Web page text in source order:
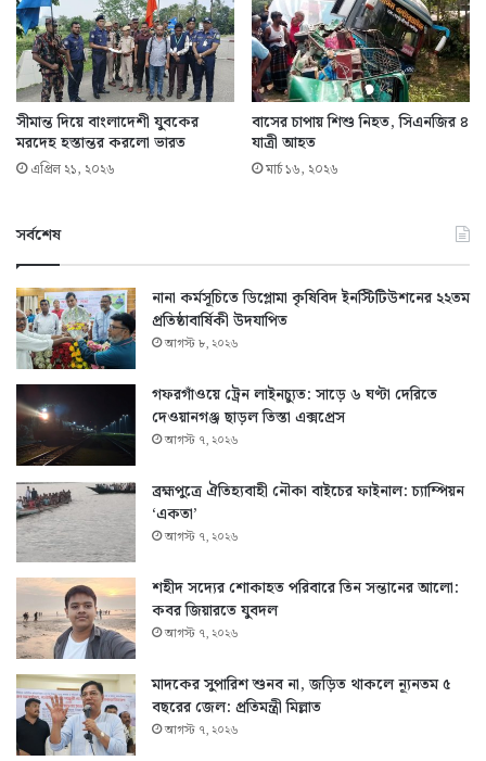
সীমান্ত দিয়ে বাংলাদেশী যুবকের
মরদেহ হস্তান্তর করলো ভারত
এপ্রিল ২১, ২০২৬
বাসের চাপায় শিশু নিহত, সিএনজির ৪
যাত্রী আহত
মার্চ ১৬, ২০২৬
সর্বশেষ
নানা কর্মসূচিতে ডিপ্লোমা কৃষিবিদ ইনস্টিটিউশনের ২২তম
প্রতিষ্ঠাবার্ষিকী উদযাপিত
আগস্ট ৮, ২০২৬
গফরগাঁওয়ে ট্রেন লাইনচ্যুত: সাড়ে ৬ ঘণ্টা দেরিতে
দেওয়ানগঞ্জ ছাড়ল তিস্তা এক্সপ্রেস
আগস্ট ৭, ২০২৬
ব্রহ্মপুত্রে ঐতিহ্যবাহী নৌকা বাইচের ফাইনাল: চ্যাম্পিয়ন
‘একতা’
আগস্ট ৭, ২০২৬
শহীদ সদ্যের শোকাহত পরিবারে তিন সন্তানের আলো:
কবর জিয়ারতে যুবদল
আগস্ট ৭, ২০২৬
মাদকের সুপারিশ শুনব না, জড়িত থাকলে ন্যূনতম ৫
বছরের জেল: প্রতিমন্ত্রী মিল্লাত
আগস্ট ৭, ২০২৬